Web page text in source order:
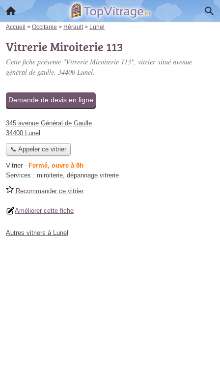
Accueil > Occitanie > Hérault > Lunel
Vitrerie Miroiterie 113
Cette fiche présente "Vitrerie Miroiterie 113", vitrier situé avenue
général de gaulle, 34400 Lunel.
Demande de devis en ligne
345 avenue Général de Gaulle
34400 Lunel
📞 Appeler ce vitrier
Vitrier - Fermé, ouvre à 8h
Services : miroiterie, dépannage vitrerie
Recommander ce vitrier
Améliorer cette fiche
Autres vitriers à Lunel